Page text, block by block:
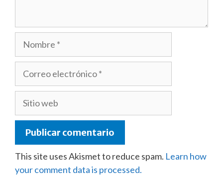
This site uses Akismet to reduce spam. Learn how
your comment data is processed.